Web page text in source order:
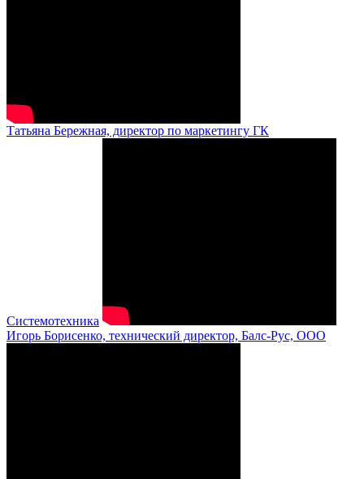
Татьяна Бережная, директор по маркетингу ГК
Системотехника
Игорь Борисенко, технический директор, Балс-Рус, ООО